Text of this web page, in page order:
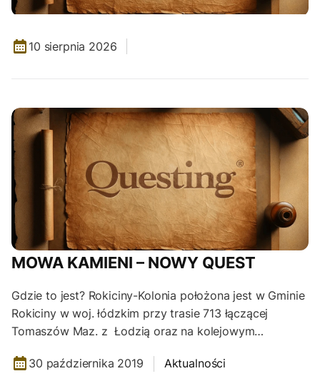
10 sierpnia 2026
MOWA KAMIENI – NOWY QUEST
Gdzie to jest? Rokiciny-Kolonia położona jest w Gminie
Rokiciny w woj. łódzkim przy trasie 713 łączącej
Tomaszów Maz. z Łodzią oraz na kolejowym…
30 października 2019 Aktualności